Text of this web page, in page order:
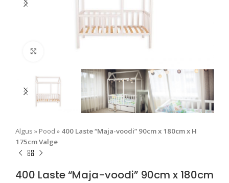
Suurendamiseks klõpsake
Algus » Pood » 400 Laste “Maja-voodi” 90cm x 180cm x H
175cm Valge
400 Laste “Maja-voodi” 90cm x 180cm